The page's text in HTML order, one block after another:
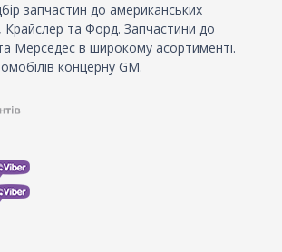
запчастин до американських
та Форд. Запчастини до
Мерседес в широкому асортименті.
концерну GM.